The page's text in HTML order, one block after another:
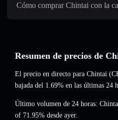
Cómo comprar Chintai con la
Resumen de precios de
El precio en directo para Chintai
bajada del 1.69% en las últimas 24
Último volumen de 24 horas:
of 71.95% desde ayer.